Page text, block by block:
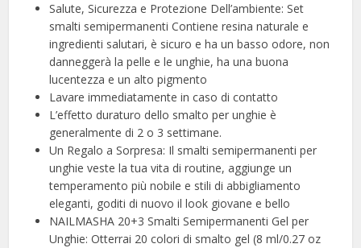
Salute, Sicurezza e Protezione Dell’ambiente: Set
smalti semipermanenti Contiene resina naturale e
ingredienti salutari, è sicuro e ha un basso odore, non
danneggerà la pelle e le unghie, ha una buona
lucentezza e un alto pigmento
Lavare immediatamente in caso di contatto
L’effetto duraturo dello smalto per unghie è
generalmente di 2 o 3 settimane.
Un Regalo a Sorpresa: Il smalti semipermanenti per
unghie veste la tua vita di routine, aggiunge un
temperamento più nobile e stili di abbigliamento
eleganti, goditi di nuovo il look giovane e bello
NAILMASHA 20+3 Smalti Semipermanenti Gel per
Unghie: Otterrai 20 colori di smalto gel (8 ml/0.27 oz